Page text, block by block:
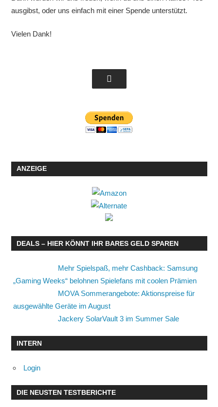
ausgibst, oder uns einfach mit einer Spende unterstützt.
Vielen Dank!
ANZEIGE
DEALS – HIER KÖNNT IHR BARES GELD SPAREN
Mehr Spielspaß, mehr Cashback: Samsung
„Gaming Weeks“ belohnen Spielefans mit coolen Prämien
MOVA Sommerangebote: Aktionspreise für
ausgewählte Geräte im August
Jackery SolarVault 3 im Summer Sale
INTERN
Login
DIE NEUSTEN TESTBERICHTE